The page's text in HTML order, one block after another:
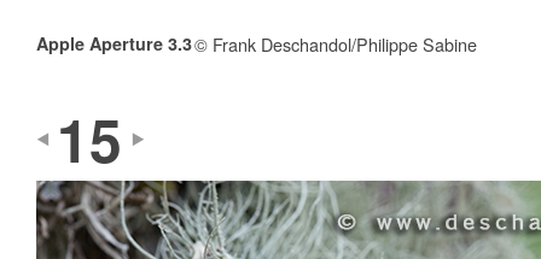
Apple Aperture 3.3© Frank Deschandol/Philippe Sabine
15